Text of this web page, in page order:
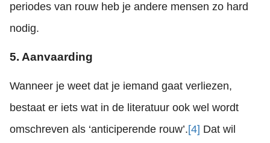
periodes van rouw heb je andere mensen zo hard
nodig.
5. Aanvaarding
Wanneer je weet dat je iemand gaat verliezen,
bestaat er iets wat in de literatuur ook wel wordt
omschreven als ‘anticiperende rouw’.[4] Dat wil